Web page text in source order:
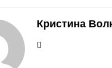
Кристина